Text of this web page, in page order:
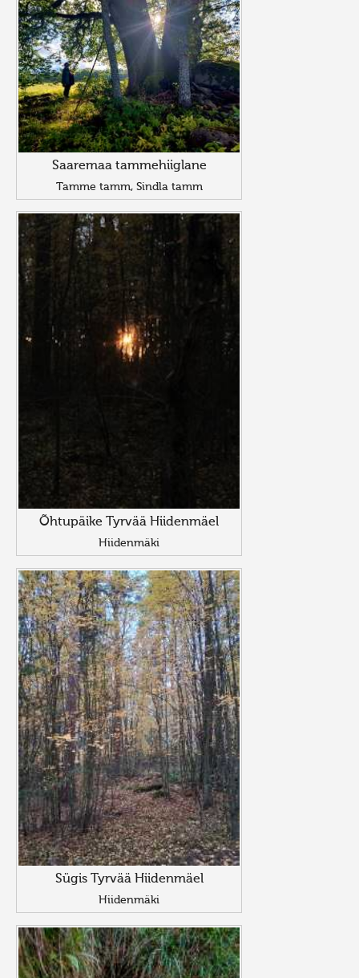
Saaremaa tammehiiglane
Tamme tamm, Sindla tamm
Õhtupäike Tyrvää Hiidenmäel
Hiidenmäki
Sügis Tyrvää Hiidenmäel
Hiidenmäki